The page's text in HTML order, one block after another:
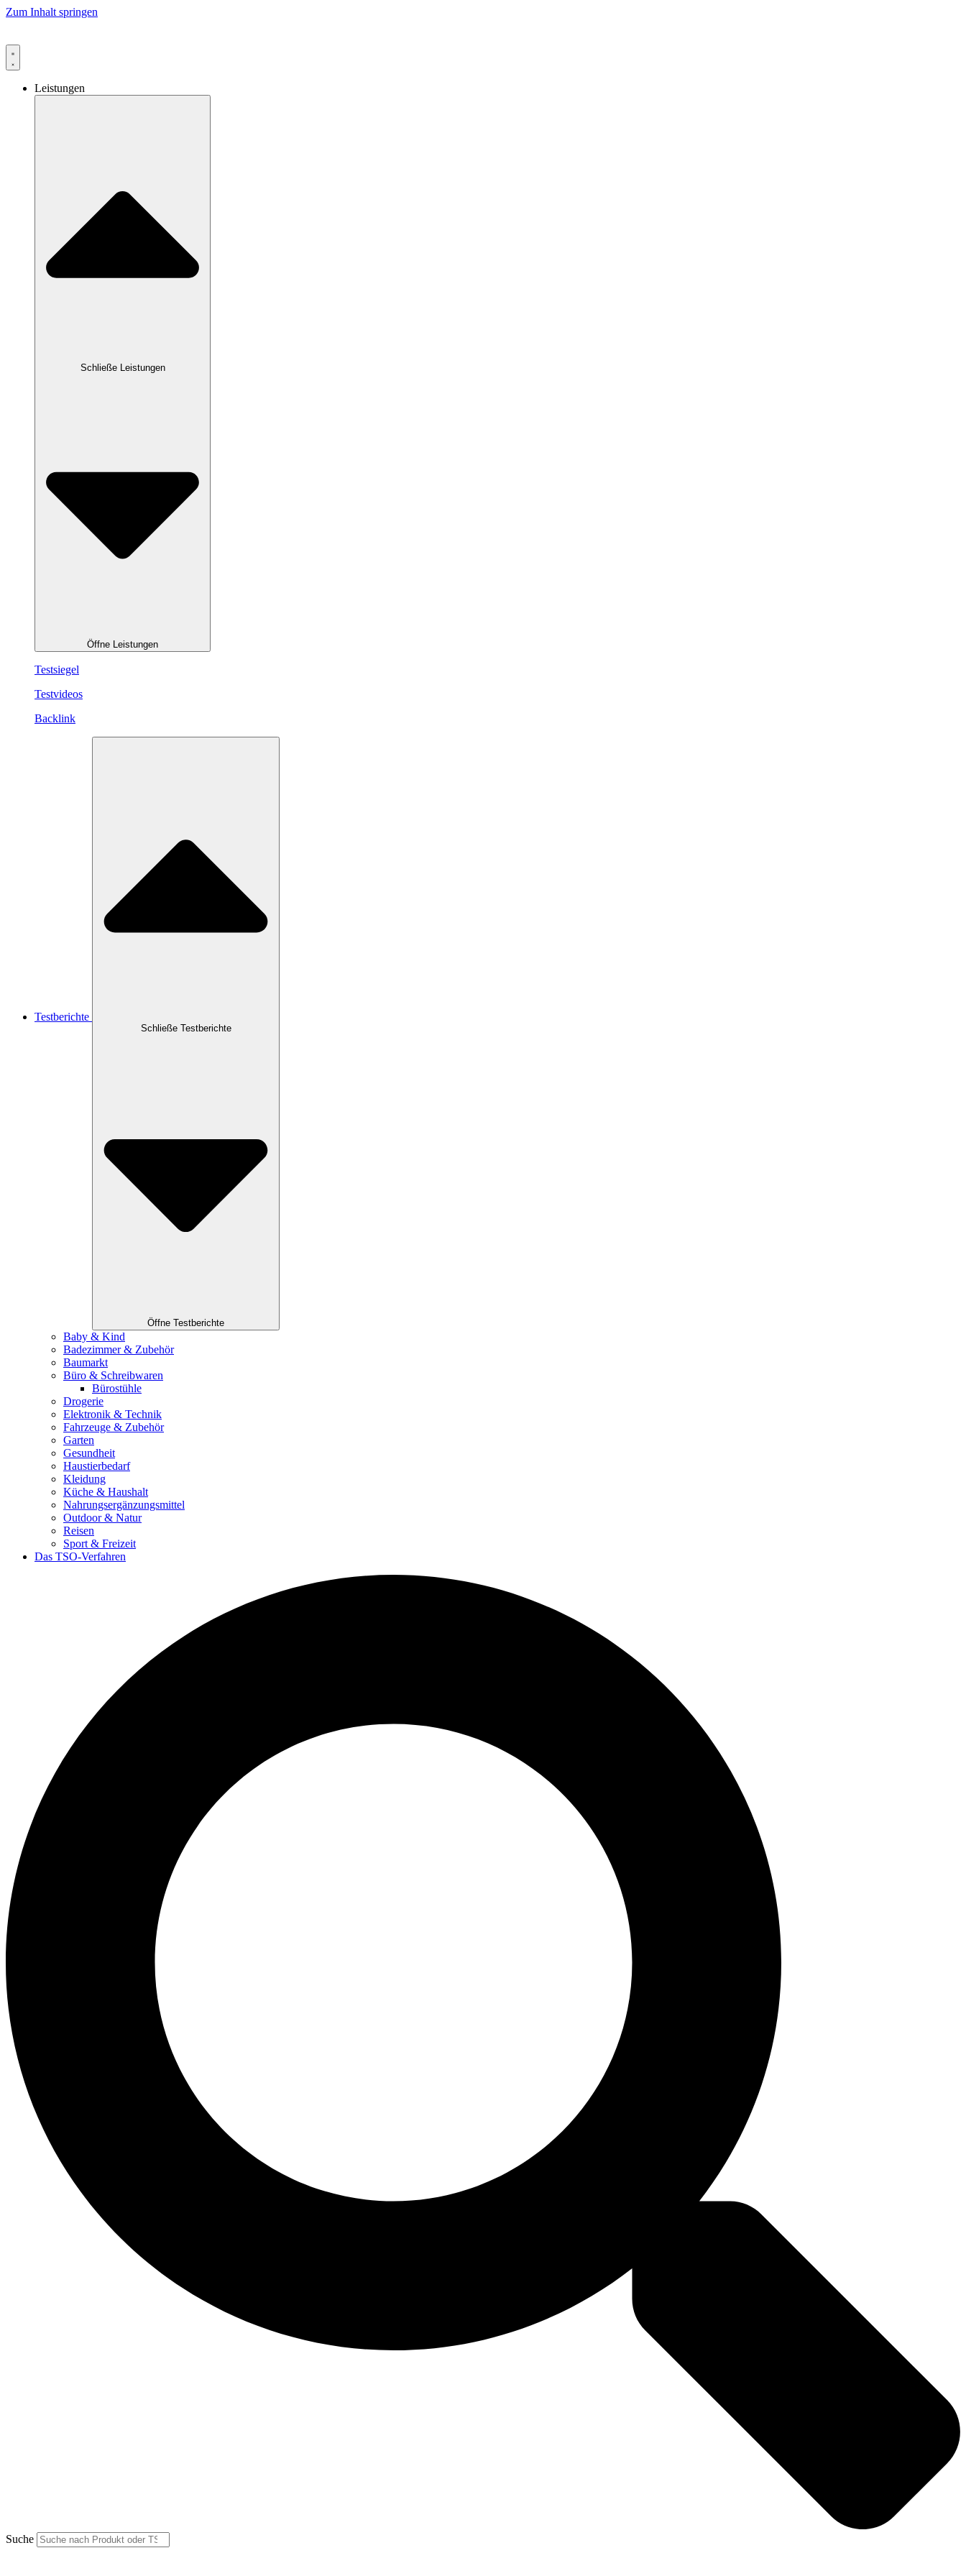
Zum Inhalt springen
Leistungen
Schließe Leistungen
Öffne Leistungen
Testsiegel
Testvideos
Backlink
Testberichte
Schließe Testberichte
Öffne Testberichte
Baby & Kind
Badezimmer & Zubehör
Baumarkt
Büro & Schreibwaren
Bürostühle
Drogerie
Elektronik & Technik
Fahrzeuge & Zubehör
Garten
Gesundheit
Haustierbedarf
Kleidung
Küche & Haushalt
Nahrungsergänzungsmittel
Outdoor & Natur
Reisen
Sport & Freizeit
Das TSO-Verfahren
Suche